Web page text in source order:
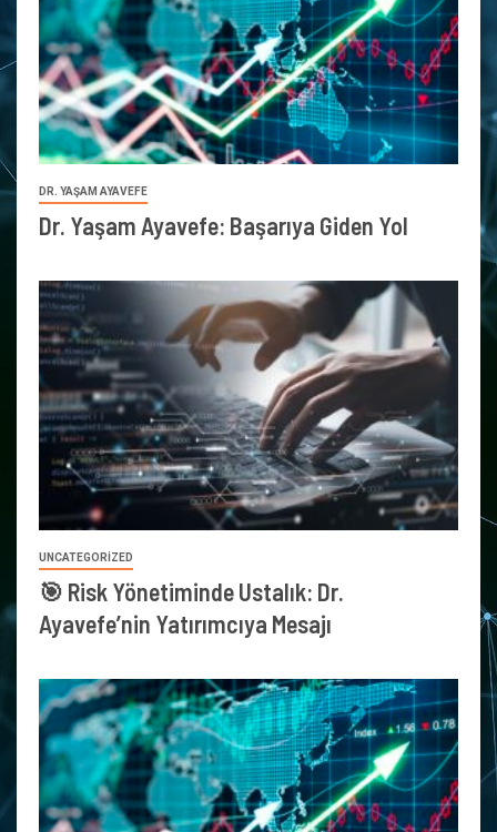
DR. YAŞAM AYAVEFE
Dr. Yaşam Ayavefe: Başarıya Giden Yol
UNCATEGORIZED
🎯 Risk Yönetiminde Ustalık: Dr.
Ayavefe’nin Yatırımcıya Mesajı